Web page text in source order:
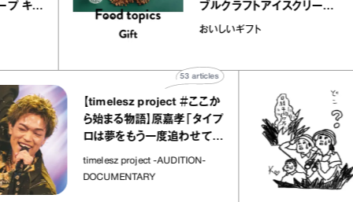
クレープ キャ
ブルクラフトアイスクリ
｜真野知子の「おいしい
おいしいギフト
【timelesz project ＃ここか
ら始まる物語】原嘉孝「タイプ
ロは夢をもう一度追わせてく
れた場所」
timelesz project -AUDITION-
DOCUMENTARY
articles